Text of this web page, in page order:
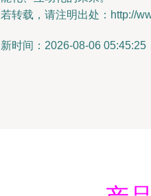
转载，请注明出处：http://
时间：2026-08-06 05:45:25